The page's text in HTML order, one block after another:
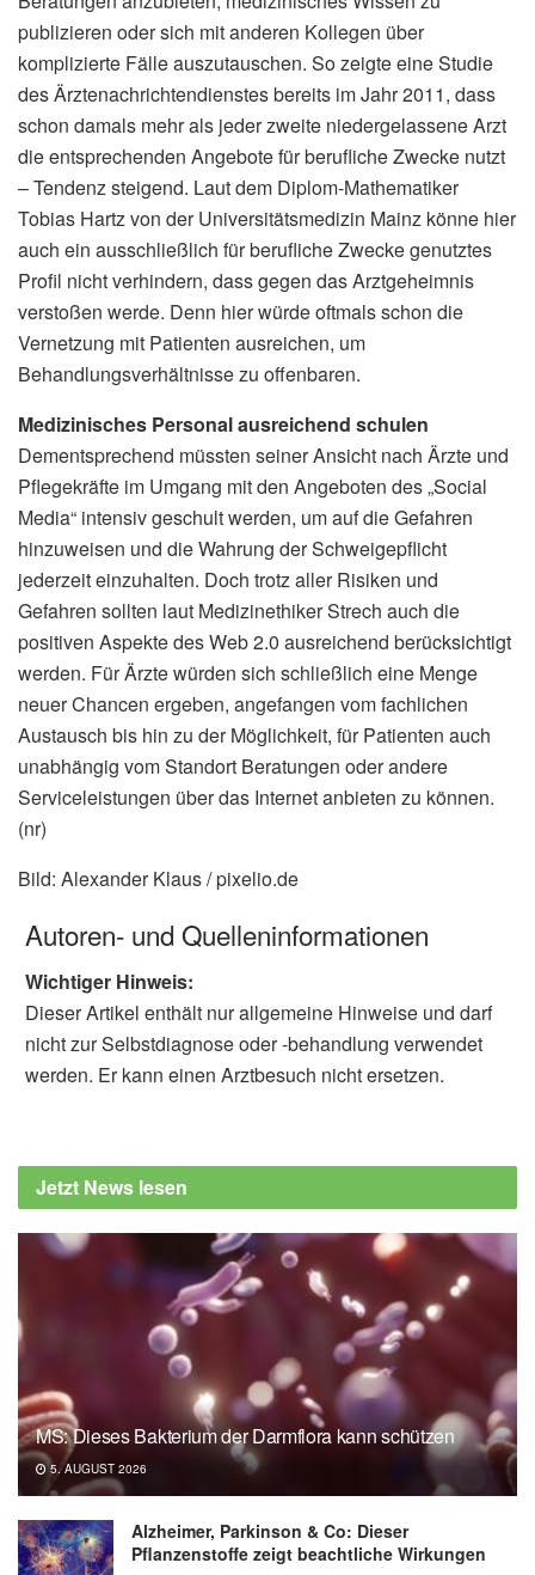
publizieren oder sich mit anderen Kollegen über
komplizierte Fälle auszutauschen. So zeigte eine Studie
des Ärztenachrichtendienstes bereits im Jahr 2011, dass
schon damals mehr als jeder zweite niedergelassene Arzt
die entsprechenden Angebote für berufliche Zwecke nutzt
– Tendenz steigend. Laut dem Diplom-Mathematiker
Tobias Hartz von der Universitätsmedizin Mainz könne hier
auch ein ausschließlich für berufliche Zwecke genutztes
Profil nicht verhindern, dass gegen das Arztgeheimnis
verstoßen werde. Denn hier würde oftmals schon die
Vernetzung mit Patienten ausreichen, um
Behandlungsverhältnisse zu offenbaren.
Medizinisches Personal ausreichend schulen
Dementsprechend müssten seiner Ansicht nach Ärzte und
Pflegekräfte im Umgang mit den Angeboten des „Social
Media“ intensiv geschult werden, um auf die Gefahren
hinzuweisen und die Wahrung der Schweigepflicht
jederzeit einzuhalten. Doch trotz aller Risiken und
Gefahren sollten laut Medizinethiker Strech auch die
positiven Aspekte des Web 2.0 ausreichend berücksichtigt
werden. Für Ärzte würden sich schließlich eine Menge
neuer Chancen ergeben, angefangen vom fachlichen
Austausch bis hin zu der Möglichkeit, für Patienten auch
unabhängig vom Standort Beratungen oder andere
Serviceleistungen über das Internet anbieten zu können.
(nr)
Bild: Alexander Klaus / pixelio.de
Autoren- und Quelleninformationen
Wichtiger Hinweis:
Dieser Artikel enthält nur allgemeine Hinweise und darf
nicht zur Selbstdiagnose oder -behandlung verwendet
werden. Er kann einen Arztbesuch nicht ersetzen.
Jetzt News lesen
MS: Dieses Bakterium der Darmflora kann schützen
5. AUGUST 2026
Alzheimer, Parkinson & Co: Dieser
Pflanzenstoffe zeigt beachtliche Wirkungen